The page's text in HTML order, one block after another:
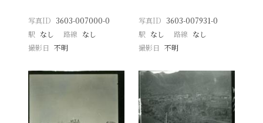
写真ID 3603-007000-0
駅 なし 路線 なし
撮影日
不明
写真ID 3603-007931-0
駅 なし 路線 なし
撮影日 不明